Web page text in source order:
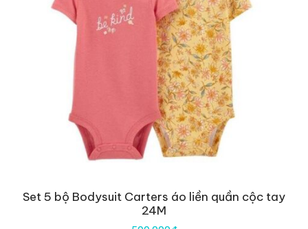
Set 5 bộ Bodysuit Carters áo liền quần cộc tay
24M